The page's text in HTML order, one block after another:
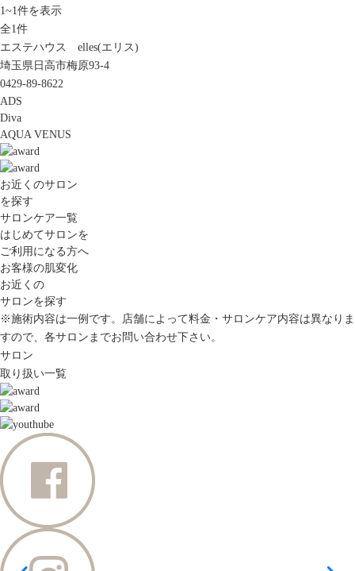
1~1件を表示
全1件
エステハウス elles(エリス)
埼玉県日高市梅原93-4
0429-89-8622
ADS
Diva
AQUA VENUS
お近くのサロン
を探す
サロンケア一覧
はじめてサロンを
ご利用になる方へ
お客様の肌変化
お近くの
サロンを探す
※施術内容は一例です。店舗によって料金・サロンケア内容は異なりま
すので、各サロンまでお問い合わせ下さい。
サロン
取り扱い一覧